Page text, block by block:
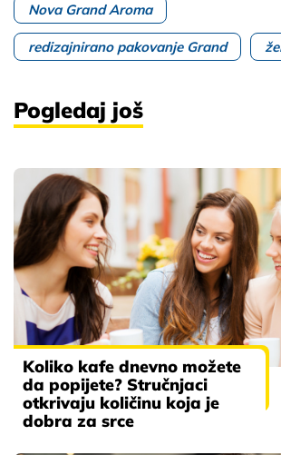
Nova Grand Aroma
redizajnirano pakovanje Grand
Pogledaj još
Koliko kafe dnevno možete
da popijete? Stručnjaci
otkrivaju količinu koja je
dobra za srce